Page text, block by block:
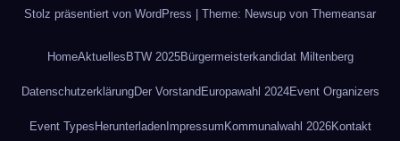
Stolz präsentiert von WordPress Theme: Newsup von Themeansar
HomeAktuelles BTW 2025Bürgermeisterkandidat Miltenberg
Datenschutz­erklärungDer Vorstand Europawahl 2024Event Organizers
Event Types HerunterladenImpressum Kommunalwahl 2026Kontakt